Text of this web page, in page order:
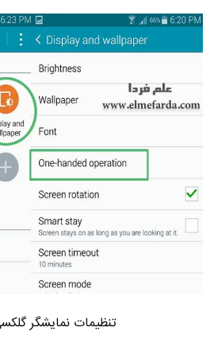
تنظیمات نمایشگر